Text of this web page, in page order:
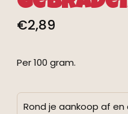
€2,89
Per 100 gram.
Rond je aankoop af